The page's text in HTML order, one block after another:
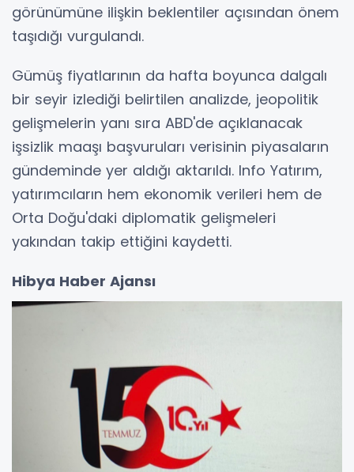
görünümüne ilişkin beklentiler açısından önem
taşıdığı vurgulandı.
Gümüş fiyatlarının da hafta boyunca dalgalı
bir seyir izlediği belirtilen analizde, jeopolitik
gelişmelerin yanı sıra ABD'de açıklanacak
işsizlik maaşı başvuruları verisinin piyasaların
gündeminde yer aldığı aktarıldı. Info Yatırım,
yatırımcıların hem ekonomik verileri hem de
Orta Doğu'daki diplomatik gelişmeleri
yakından takip ettiğini kaydetti.
Hibya Haber Ajansı